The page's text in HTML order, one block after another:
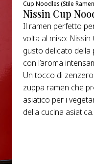
Cup Noodles (Stile
Nissin Cup
Il ramen perfetto
volta al miso:
gusto delicato della
con l’aroma
Un tocco di
zuppa ramen che
asiatico per i
della cucina asiatica.